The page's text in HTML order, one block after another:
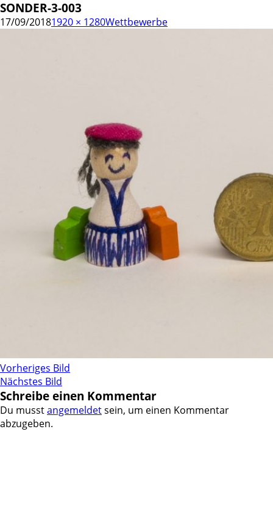
SONDER-3-003
17/09/20181920 × 1280Wettbewerbe
Vorheriges Bild
Nächstes Bild
Schreibe einen Kommentar
Du musstangemeldetsein, um einen Kommentar
abzugeben.